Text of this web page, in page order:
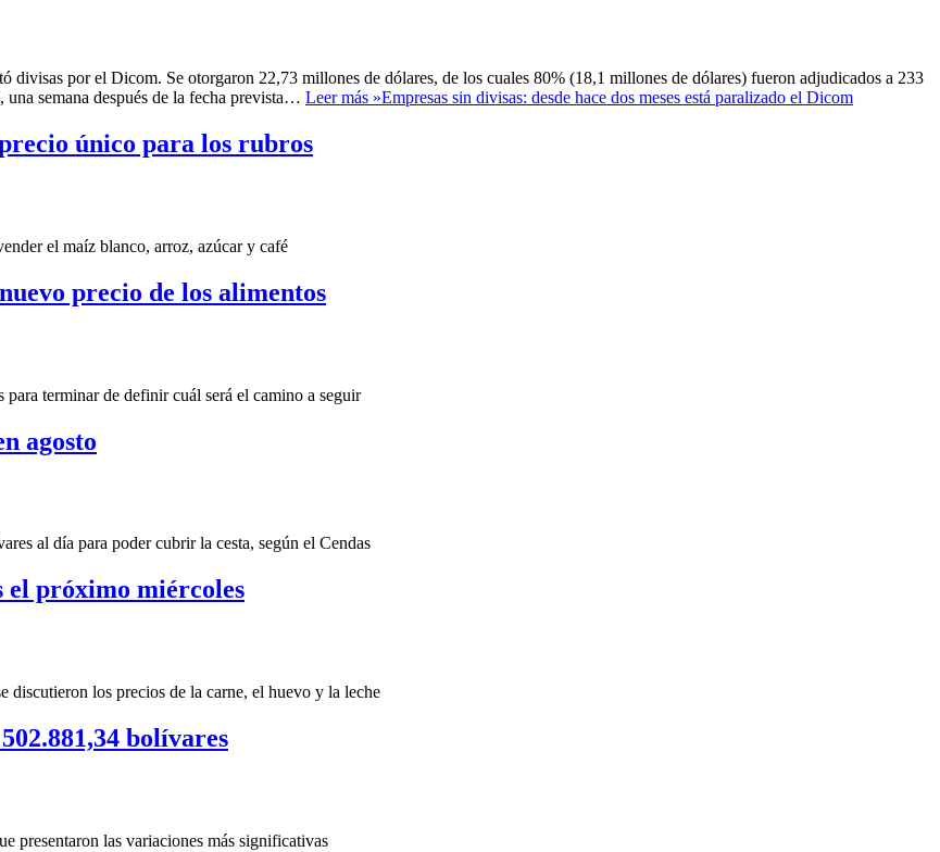
divisas por el Dicom. Se otorgaron 22,73 millones de dólares, de los cuales 80% (18,1 millones de dólares) fueron adjudicados a 233
semana después de la fecha prevista… Leer más »Empresas sin divisas: desde hace dos meses está paralizado el Dicom
único para los rubros
el maíz blanco, arroz, azúcar y café
precio de los alimentos
terminar de definir cuál será el camino a seguir
agosto
al día para poder cubrir la cesta, según el Cendas
el próximo miércoles
discutieron los precios de la carne, el huevo y la leche
bolívares
presentaron las variaciones más significativas